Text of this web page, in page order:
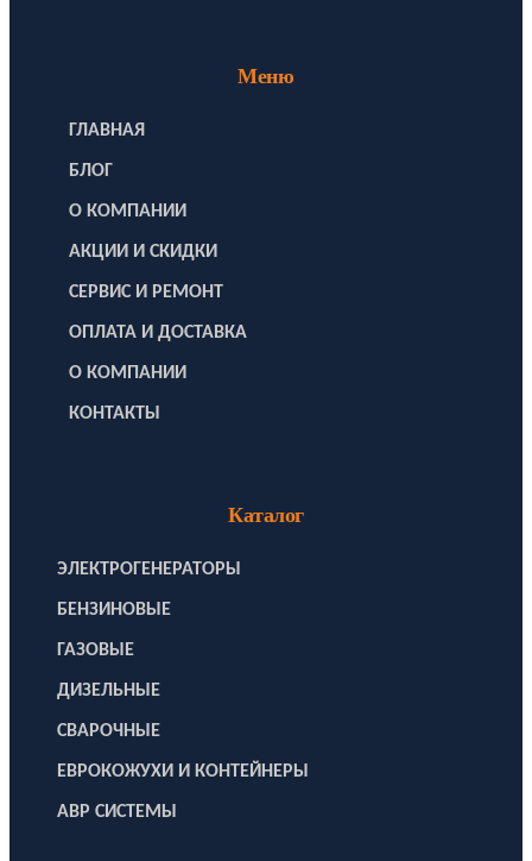
Меню
ГЛАВНАЯ
БЛОГ
О КОМПАНИИ
АКЦИИ И СКИДКИ
СЕРВИС И РЕМОНТ
ОПЛАТА И ДОСТАВКА
О КОМПАНИИ
КОНТАКТЫ
Каталог
ЭЛЕКТРОГЕНЕРАТОРЫ
БЕНЗИНОВЫЕ
ГАЗОВЫЕ
ДИЗЕЛЬНЫЕ
СВАРОЧНЫЕ
ЕВРОКОЖУХИ И КОНТЕЙНЕРЫ
АВР СИСТЕМЫ